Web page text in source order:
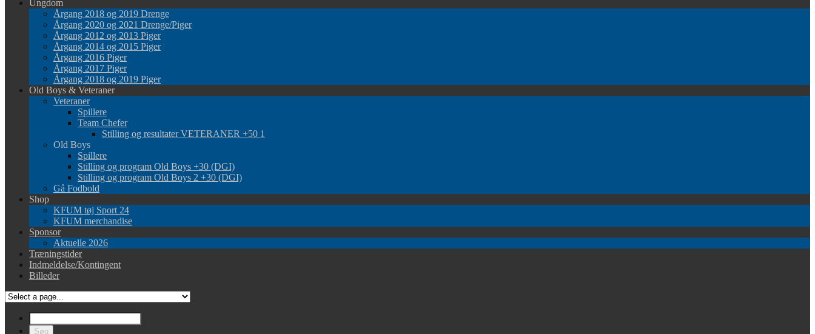
Ungdom
Årgang 2018 og 2019 Drenge
Årgang 2020 og 2021 Drenge/Piger
Årgang 2012 og 2013 Piger
Årgang 2014 og 2015 Piger
Årgang 2016 Piger
Årgang 2017 Piger
Årgang 2018 og 2019 Piger
Old Boys & Veteraner
Veteraner
Spillere
Team Chefer
Stilling og resultater VETERANER +50 1
Old Boys
Spillere
Stilling og program Old Boys +30 (DGI)
Stilling og program Old Boys 2 +30 (DGI)
Gå Fodbold
Shop
KFUM tøj Sport 24
KFUM merchandise
Sponsor
Aktuelle 2026
Træningstider
Indmeldelse/Kontingent
Billeder